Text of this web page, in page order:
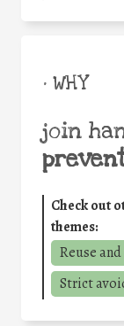
• WHY
join
Check out
themes:
Reuse
Strict